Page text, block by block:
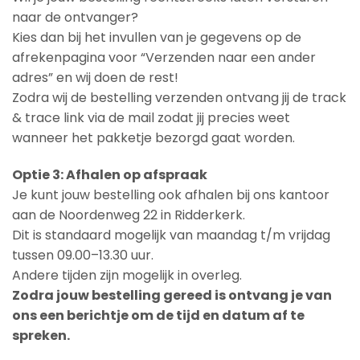
naar de ontvanger?
Kies dan bij het invullen van je gegevens op de
afrekenpagina voor “Verzenden naar een ander
adres” en wij doen de rest!
Zodra wij de bestelling verzenden ontvang jij de track
& trace link via de mail zodat jij precies weet
wanneer het pakketje bezorgd gaat worden.
Optie 3: Afhalen op afspraak
Je kunt jouw bestelling ook afhalen bij ons kantoor
aan de Noordenweg 22 in Ridderkerk.
Dit is standaard mogelijk van maandag t/m vrijdag
tussen 09.00–13.30 uur.
Andere tijden zijn mogelijk in overleg.
Zodra jouw bestelling gereed is ontvang je van
ons een berichtje om de tijd en datum af te
spreken.